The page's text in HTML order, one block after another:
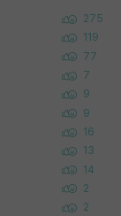
275
119
77
7
9
9
16
13
14
2
2